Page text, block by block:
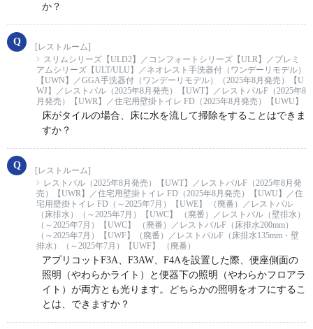
か？
[レストルーム]
スリムシリーズ【ULD2】／コンフォートシリーズ【ULR】／プレミ
アムシリーズ【ULT/ULU】／ネオレスト手洗器付（ワンデーリモデル）
【UWN】／GGA手洗器付（ワンデーリモデル）（2025年8月発売）【U
WJ】／レストパル（2025年8月発売）【UWT】／レストパルF（2025年8
月発売）【UWR】／住宅用壁掛トイレ FD（2025年8月発売）【UWU】
床がタイルの場合、床に水を流して掃除をすることはできま
すか？
[レストルーム]
レストパル（2025年8月発売）【UWT】／レストパルF（2025年8月発
売）【UWR】／住宅用壁掛トイレ FD（2025年8月発売）【UWU】／住
宅用壁掛トイレ FD（～2025年7月）【UWE】 （廃番）／レストパル
（床排水）（～2025年7月）【UWC】 （廃番）／レストパル（壁排水）
（～2025年7月）【UWC】 （廃番）／レストパルF（床排水200mm）
（～2025年7月）【UWF】（廃番）／レストパルF（床排水135mm・壁
排水）（～2025年7月）【UWF】 （廃番）
アプリコットF3A、F3AW、F4Aを設置した際、便座側面の
照明（やわらかライト）と便器下の照明（やわらかフロアラ
イト）が両方とも光ります。どちらかの照明をオフにするこ
とは、できますか？